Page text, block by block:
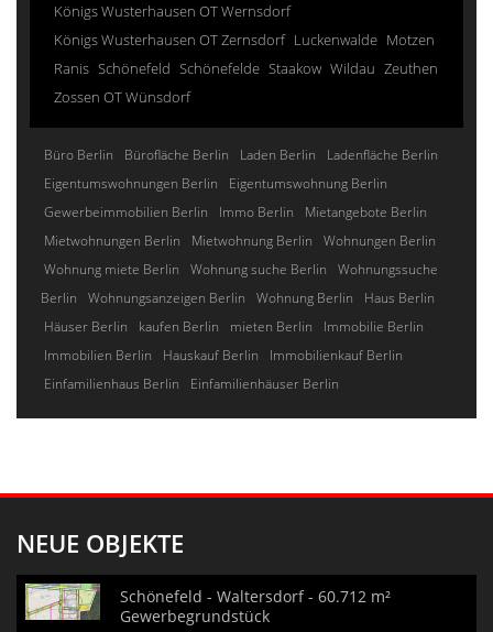
Königs Wusterhausen OT Wernsdorf
Königs Wusterhausen OT Zernsdorf Luckenwalde Motzen
Ranis Schönefeld Schönefelde Staakow Wildau Zeuthen
Zossen OT Wünsdorf
Büro Berlin Bürofläche Berlin Laden Berlin
Ladenfläche Berlin
Eigentumswohnungen Berlin
Eigentumswohnung Berlin
Gewerbeimmobilien Berlin
Immo Berlin
Mietangebote Berlin
Mietwohnungen Berlin
Mietwohnung Berlin
Wohnungen Berlin
Wohnung miete Berlin
Wohnung suche Berlin
Wohnungssuche
Berlin
Wohnungsanzeigen Berlin Wohnung Berlin
Haus Berlin
Häuser Berlin
kaufen Berlin mieten Berlin
Immobilie Berlin
Immobilien Berlin
Hauskauf Berlin
Immobilienkauf Berlin
Einfamilienhaus Berlin
Einfamilienhäuser Berlin
NEUE OBJEKTE
Schönefeld - Waltersdorf - 60.712 m²
Gewerbegrundstück